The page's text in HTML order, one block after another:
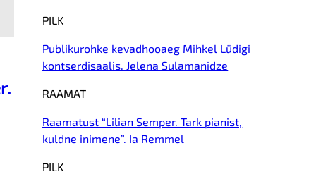
PILK
Publikurohke kevadhooaeg Mihkel Lüdigi
kontserdisaalis. Jelena Sulamanidze
RAAMAT
Raamatust “Lilian Semper. Tark pianist,
kuldne inimene”. Ia Remmel
PILK